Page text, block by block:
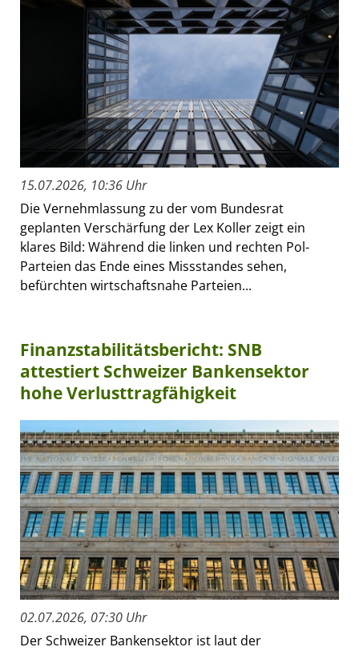
15.07.2026, 10:36 Uhr
Die Vernehmlassung zu der vom Bundesrat
geplanten Verschärfung der Lex Koller zeigt ein
klares Bild: Während die linken und rechten Pol-
Parteien das Ende eines Missstandes sehen,
befürchten wirtschaftsnahe Parteien...
Finanzstabilitätsbericht: SNB
attestiert Schweizer Bankensektor
hohe Verlusttragfähigkeit
02.07.2026, 07:30 Uhr
Der Schweizer Bankensektor ist laut der